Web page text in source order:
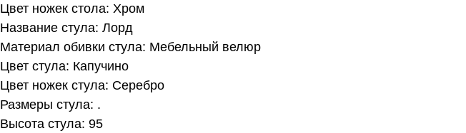
Цвет ножек стола: Хром
Название стула: Лорд
Материал обивки стула: Мебельный велюр
Цвет стула: Капучино
Цвет ножек стула: Серебро
Размеры стула: .
Высота стула: 95